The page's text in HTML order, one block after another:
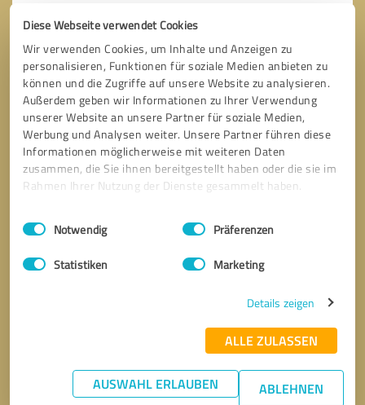
Diese Webseite verwendet Cookies
Wir verwenden Cookies, um Inhalte und Anzeigen zu
personalisieren, Funktionen für soziale Medien anbieten zu
können und die Zugriffe auf unsere Website zu analysieren.
Außerdem geben wir Informationen zu Ihrer Verwendung
unserer Website an unsere Partner für soziale Medien,
Werbung und Analysen weiter. Unsere Partner führen diese
Informationen möglicherweise mit weiteren Daten
zusammen, die Sie ihnen bereitgestellt haben oder die sie im
Rahmen Ihrer Nutzung der Dienste gesammelt haben.
Impressum Datenschutzbestimmungen
Einwilligungsauswahl
Notwendig Präferenzen
Statistiken Marketing
Details zeigen
ALLE ZULASSEN
AUSWAHL ERLAUBEN ABLEHNEN
* Erforderliche Angaben
Nachricht senden